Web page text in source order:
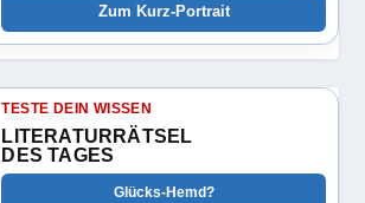
Zum Kurz-Portrait
TESTE DEIN WISSEN
LITERATURRÄTSEL
DES TAGES
Glücks-Hemd?